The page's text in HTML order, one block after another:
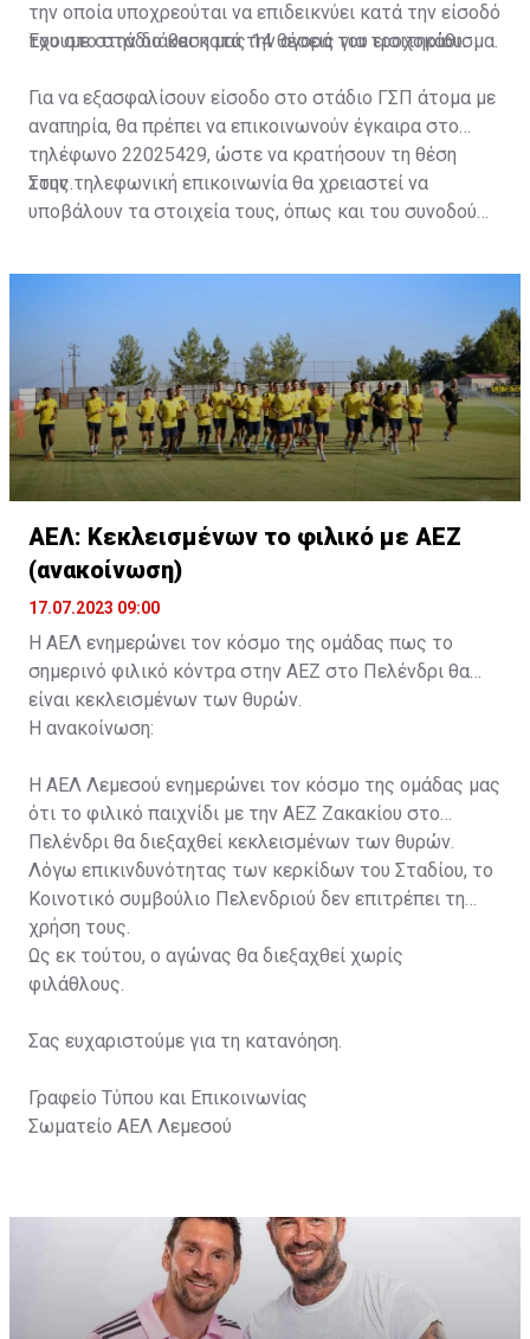
την οποία υποχρεούται να επιδεικνύει κατά την είσοδό
του στο στάδιο και κατά την αγορά του εισιτηρίου.
Έχουμε στην διάθεση μας 14 θέσεις για τροχοκάθισμα.
Για να εξασφαλίσουν είσοδο στο στάδιο ΓΣΠ άτομα με
αναπηρία, θα πρέπει να επικοινωνούν έγκαιρα στο
τηλέφωνο 22025429, ώστε να κρατήσουν τη θέση
τους.
Στην τηλεφωνική επικοινωνία θα χρειαστεί να
υποβάλουν τα στοιχεία τους, όπως και του συνοδού
ονοματεπώνυμο, αριθμός πινακίδας αυτοκινήτου,
ΑΕΛ: Κεκλεισμένων το φιλικό με ΑΕΖ
(ανακοίνωση)
17.07.2023 09:00
Η ΑΕΛ ενημερώνει τον κόσμο της ομάδας πως το
σημερινό φιλικό κόντρα στην ΑΕΖ στο Πελένδρι θα
είναι κεκλεισμένων των θυρών.
Η ανακοίνωση:
Η ΑΕΛ Λεμεσού ενημερώνει τον κόσμο της ομάδας μας
ότι το φιλικό παιχνίδι με την ΑΕΖ Ζακακίου στο
Πελένδρι θα διεξαχθεί κεκλεισμένων των θυρών.
Λόγω επικινδυνότητας των κερκίδων του Σταδίου, το
Κοινοτικό συμβούλιο Πελενδριού δεν επιτρέπει τη
χρήση τους.
Ως εκ τούτου, ο αγώνας θα διεξαχθεί χωρίς
φιλάθλους.
Σας ευχαριστούμε για τη κατανόηση.
Γραφείο Τύπου και Επικοινωνίας
Σωματείο ΑΕΛ Λεμεσού